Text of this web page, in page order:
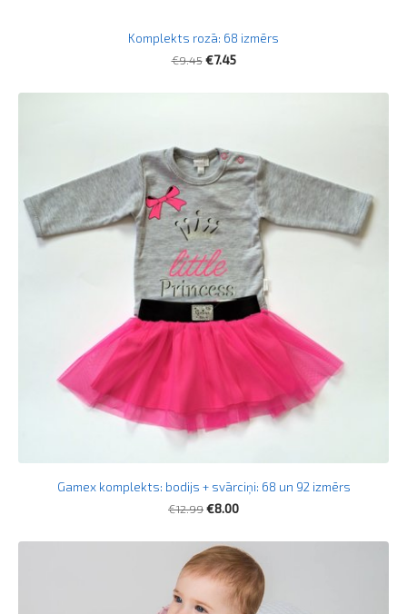
Komplekts rozā: 68 izmērs
€9.45 €7.45
Gamex komplekts: bodijs + svārciņi: 68 un 92 izmērs
€12.99€8.00